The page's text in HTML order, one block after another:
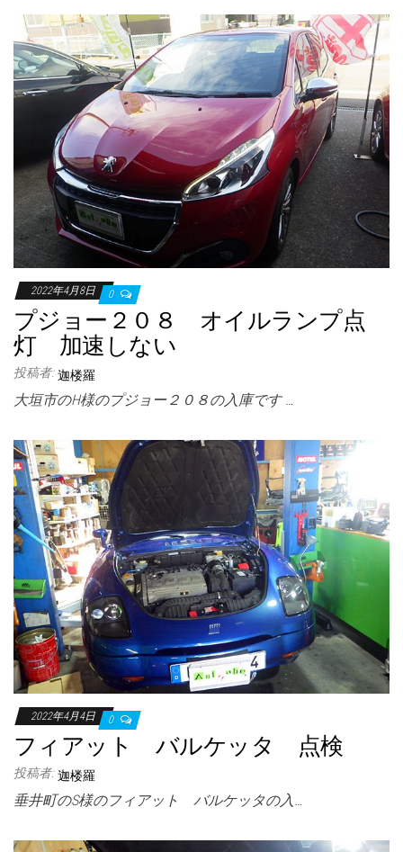
2022年4月8日 0
プジョー２０８ オイルランプ点
灯 加速しない
投稿者: 迦楼羅
大垣市のH様のプジョー２０８の入庫です …
2022年4月4日 0
フィアット バルケッタ 点検
投稿者: 迦楼羅
垂井町のS様のフィアット バルケッタの入…